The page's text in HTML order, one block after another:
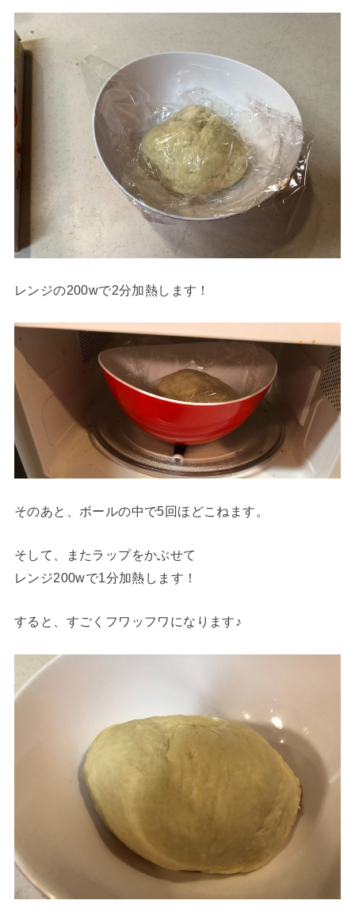
レンジの200wで2分加熱します！
そのあと、ボールの中で5回ほどこねます。
そして、またラップをかぶせて
レンジ200wで1分加熱します！
すると、すごくフワッフワになります♪